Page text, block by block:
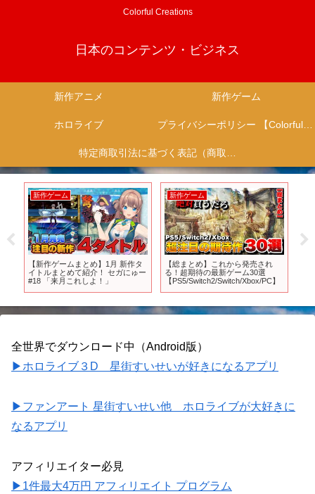
Colorful Creations
日本のコンテンツ・ビジネス
新作アニメ 新作ゲーム
ホロライブ プライバシーポリシー 【Colorful Creation】
特定商取引法に基づく表記（商取引に関する開示）
新作ゲーム
【新作ゲームまとめ】1月 新作タ
イトルまとめて紹介！ セガにゅー
#18 「来月これしよ！」
新作ゲーム
【総まとめ】これから発売され
る！超期待の最新ゲーム30選
【PS5/Switch2/Switch/Xbox/PC】
全世界でダウンロード中（Android版）
▶ホロライブ３D 星街すいせいが好きになるアプリ
▶ファンアート 星街すいせい他 ホロライブが大好きに
なるアプリ
アフィリエイター必見
▶1件最大4万円 アフィリエイト プログラム